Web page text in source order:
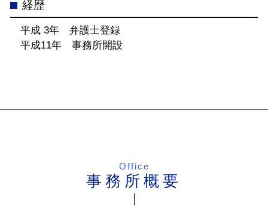
経歴
平成 3年 弁護士登録
平成11年 事務所開設
Office
事務所概要